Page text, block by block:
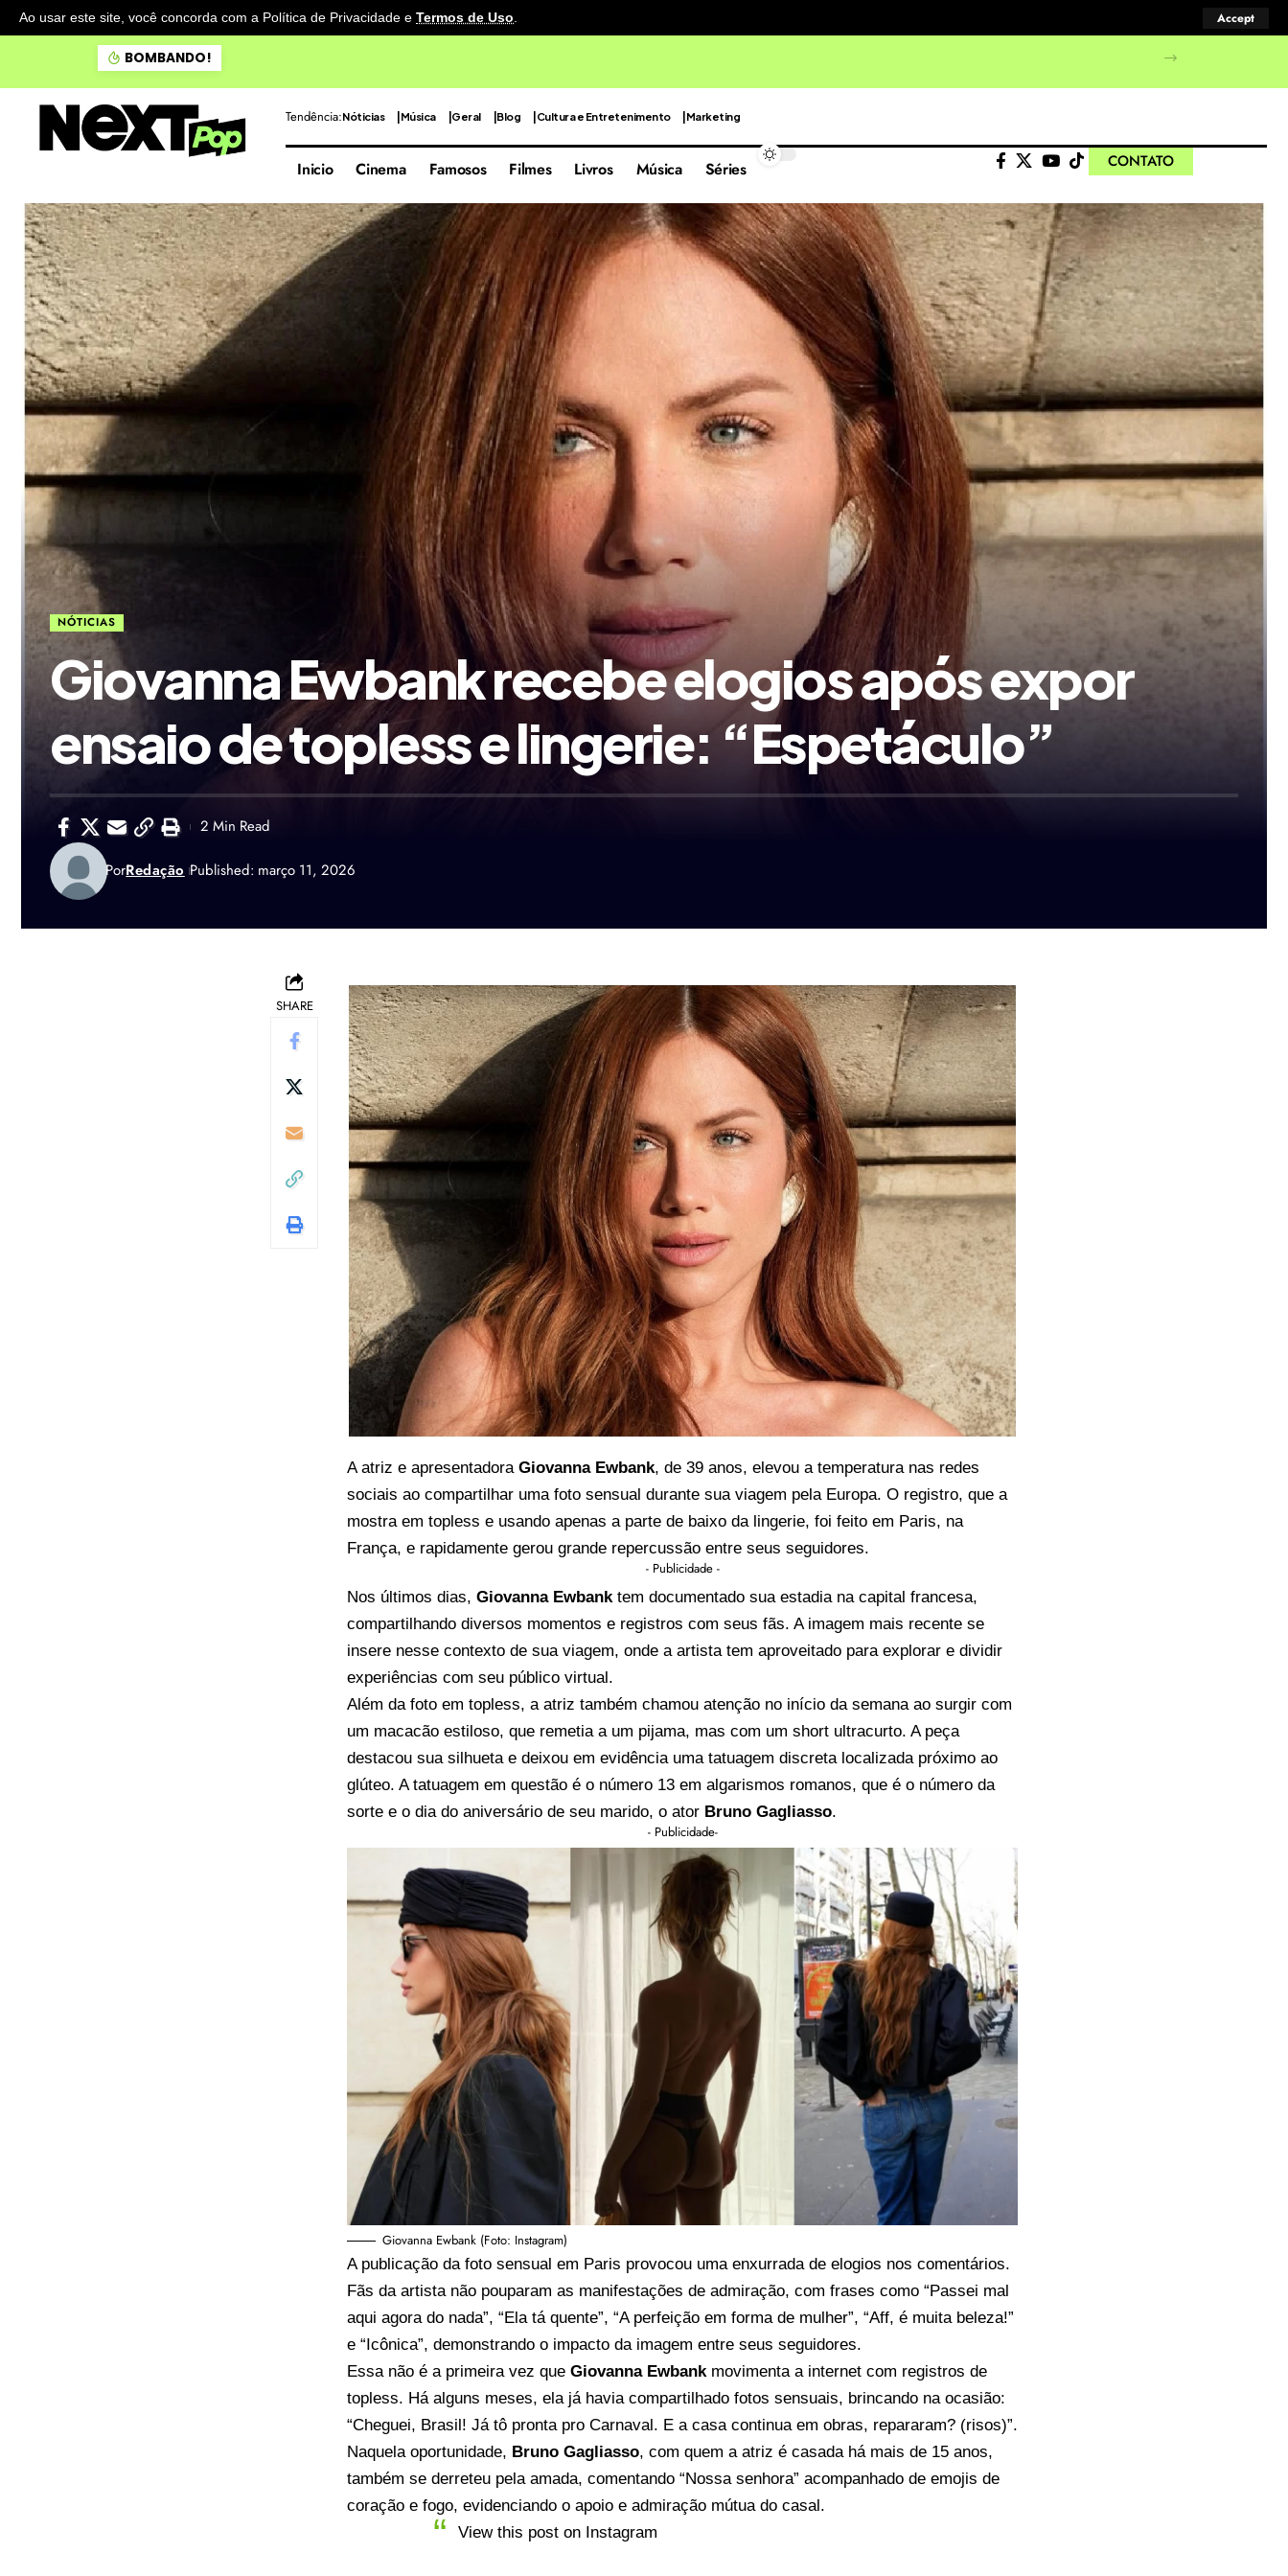
Ao usar este site, você concorda com a Política de Privacidade e Termos de Uso. Accept
BOMBANDO!
Tendência:Nóticias Música Geral Blog Cultura e Entretenimento Marketing
Inicio Cinema Famosos Filmes Livros Música Séries CONTATO
NÓTICIAS
Giovanna Ewbank recebe elogios após expor
ensaio de topless e lingerie: “Espetáculo”
PorRedação Published: março 11, 2026
2 Min Read
SHARE
A atriz e apresentadora Giovanna Ewbank, de 39 anos, elevou a temperatura nas redes
sociais ao compartilhar uma foto sensual durante sua viagem pela Europa. O registro, que a
mostra em topless e usando apenas a parte de baixo da lingerie, foi feito em Paris, na
França, e rapidamente gerou grande repercussão entre seus seguidores.
- Publicidade -
Nos últimos dias, Giovanna Ewbanktem documentado sua estadia na capital francesa,
compartilhando diversos momentos e registros com seus fãs. A imagem mais recente se
insere nesse contexto de sua viagem, onde a artista tem aproveitado para explorar e dividir
experiências com seu público virtual.
Além da foto em topless, a atriz também chamou atenção no início da semana ao surgir com
um macacão estiloso, que remetia a um pijama, mas com um short ultracurto. A peça
destacou sua silhueta e deixou em evidência uma tatuagem discreta localizada próximo ao
glúteo. A tatuagem em questão é o número 13 em algarismos romanos, que é o número da
sorte e o dia do aniversário de seu marido, o ator Bruno Gagliasso.
- Publicidade-
Giovanna Ewbank (Foto: Instagram)
A publicação da foto sensual em Paris provocou uma enxurrada de elogios nos comentários.
Fãs da artista não pouparam as manifestações de admiração, com frases como “Passei mal
aqui agora do nada”, “Ela tá quente”, “A perfeição em forma de mulher”, “Aff, é muita beleza!”
e “Icônica”, demonstrando o impacto da imagem entre seus seguidores.
Essa não é a primeira vez que Giovanna Ewbank movimenta a internet com registros de
topless. Há alguns meses, ela já havia compartilhado fotos sensuais, brincando na ocasião:
“Cheguei, Brasil! Já tô pronta pro Carnaval. E a casa continua em obras, repararam? (risos)”.
Naquela oportunidade, Bruno Gagliasso, com quem a atriz é casada há mais de 15 anos,
também se derreteu pela amada, comentando “Nossa senhora” acompanhado de emojis de
coração e fogo, evidenciando o apoio e admiração mútua do casal.
View this post on Instagram